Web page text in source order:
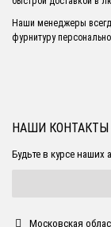
Наши менеджеры
фурнитуру
НАШИ КОНТАКТЫ
Будьте в курсе наших
Московская